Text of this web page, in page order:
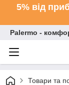
5% від
Palermo -
Товари та